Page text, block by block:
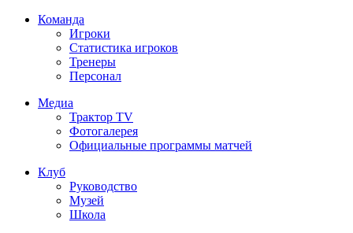
Команда
Игроки
Статистика игроков
Тренеры
Персонал
Медиа
Трактор TV
Фотогалерея
Официальные программы матчей
Клуб
Руководство
Музей
Школа